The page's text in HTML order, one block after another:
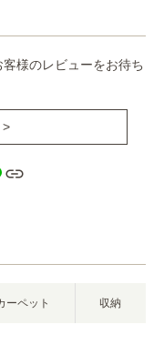
ーペット 収納
様のレビューをお待ち
>